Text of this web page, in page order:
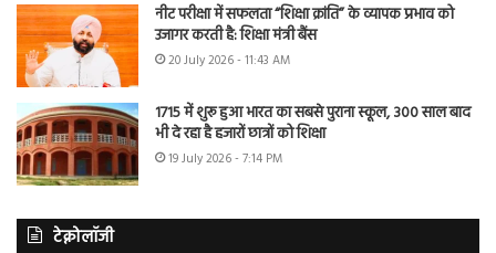
नीट परीक्षा में सफलता “शिक्षा क्रांति” के व्यापक प्रभाव को
उजागर करती है: शिक्षा मंत्री बैंस
20 July 2026 - 11:43 AM
1715 में शुरू हुआ भारत का सबसे पुराना स्कूल, 300 साल बाद
भी दे रहा है हजारों छात्रों को शिक्षा
19 July 2026 - 7:14 PM
टेक्नोलॉजी